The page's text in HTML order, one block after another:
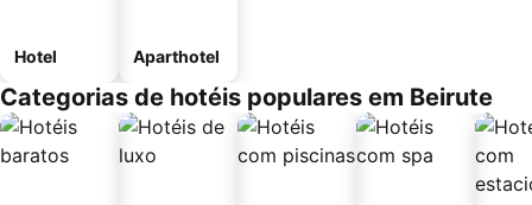
Hotel Aparthotel
Categorias de hotéis populares em Beirute